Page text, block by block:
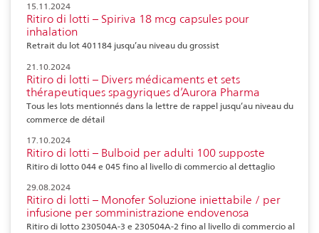
15.11.2024
Ritiro di lotti – Spiriva 18 mcg capsules pour
inhalation
Retrait du lot 401184 jusqu’au niveau du grossist
21.10.2024
Ritiro di lotti – Divers médicaments et sets
thérapeutiques spagyriques d’Aurora Pharma
Tous les lots mentionnés dans la lettre de rappel jusqu’au niveau du
commerce de détail
17.10.2024
Ritiro di lotti – Bulboid per adulti 100 supposte
Ritiro di lotto 044 e 045 fino al livello di commercio al dettaglio
29.08.2024
Ritiro di lotti – Monofer Soluzione iniettabile / per
infusione per somministrazione endovenosa
Ritiro di lotto 230504A-3 e 230504A-2 fino al livello di commercio al